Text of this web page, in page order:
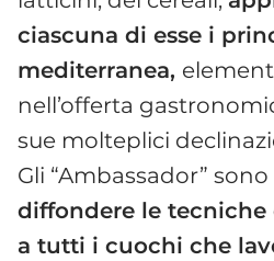
ciascuna di esse i
mediterranea,
nell’offerta
sue molteplici
Gli “Ambassador”
diffondere le tecniche
a tutti i cuochi che